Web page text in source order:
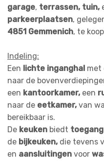
garage, terrassen, tuin,
parkeerplaatsen,
4851 Gemmenich, te
Indeling:
Een lichte inganghal met
naar de
een kantoorkamer, een
naar de eetkamer, van
bereikbaar is.
De keuken biedt toegang
de bijkeuken, die tevens
en aansluitingen voor